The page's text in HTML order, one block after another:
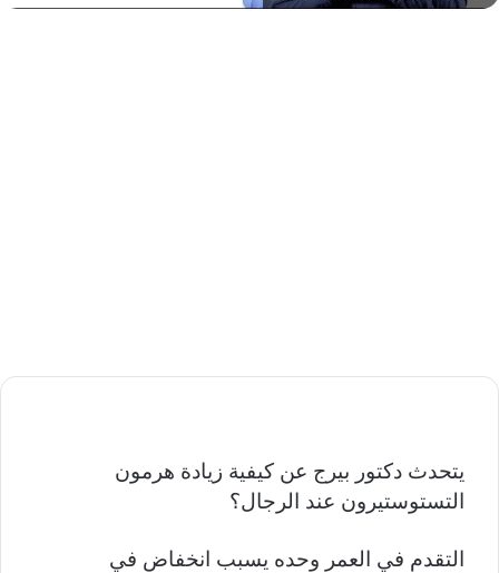
يتحدث دكتور بيرج عن كيفية زيادة هرمون
التستوستيرون عند الرجال؟
التقدم في العمر وحده يسبب انخفاض في